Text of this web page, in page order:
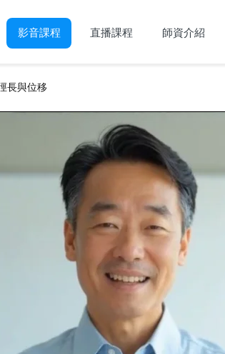
影音課程 直播課程 師資介紹
長與位移